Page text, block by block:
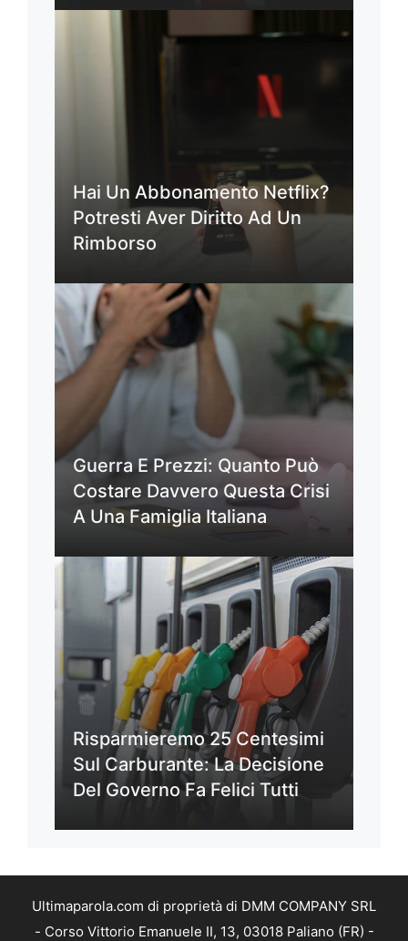
Hai Un Abbonamento Netflix?
Potresti Aver Diritto Ad Un
Rimborso
Guerra E Prezzi: Quanto Può
Costare Davvero Questa Crisi
A Una Famiglia Italiana
Risparmieremo 25 Centesimi
Sul Carburante: La Decisione
Del Governo Fa Felici Tutti
Ultimaparola.com di proprietà di DMM COMPANY SRL
- Corso Vittorio Emanuele II, 13, 03018 Paliano (FR) -